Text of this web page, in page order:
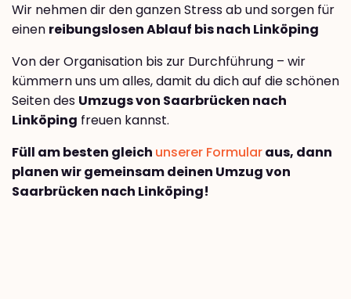
Wir nehmen dir den ganzen Stress ab und sorgen für
einen reibungslosen Ablauf bis nach Linköping
Von der Organisation bis zur Durchführung – wir
kümmern uns um alles, damit du dich auf die schönen
Seiten des Umzugs von Saarbrücken nach
Linköping freuen kannst.
Füll am besten gleich unserer Formularaus, dann
planen wir gemeinsam deinen Umzug von
Saarbrücken nach Linköping!